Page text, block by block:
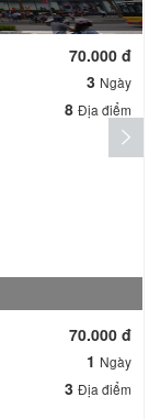
70.000 đ
3 Ngày
8 Địa điểm
70.000 đ
1 Ngày
3 Địa điểm